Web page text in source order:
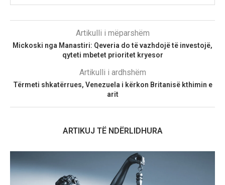
Artikulli i mëparshëm
Mickoski nga Manastiri: Qeveria do të vazhdojë të investojë,
qyteti mbetet prioritet kryesor
Artikulli i ardhshëm
Tërmeti shkatërrues, Venezuela i kërkon Britanisë kthimin e
arit
ARTIKUJ TË NDËRLIDHURA